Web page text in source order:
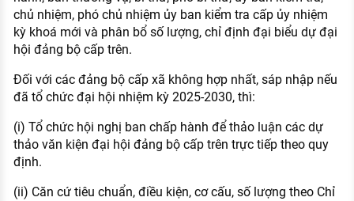
chủ nhiệm, phó chủ nhiệm ủy ban kiểm tra cấp ủy nhiệm
kỳ khoá mới và phân bổ số lượng, chỉ định đại biểu dự đại
hội đảng bộ cấp trên.
Đối với các đảng bộ cấp xã không hợp nhất, sáp nhập nếu
đã tổ chức đại hội nhiệm kỳ 2025-2030, thì:
(i) Tổ chức hội nghị ban chấp hành để thảo luận các dự
thảo văn kiện đại hội đảng bộ cấp trên trực tiếp theo quy
định.
(ii) Căn cứ tiêu chuẩn, điều kiện, cơ cấu, số lượng theo Chỉ